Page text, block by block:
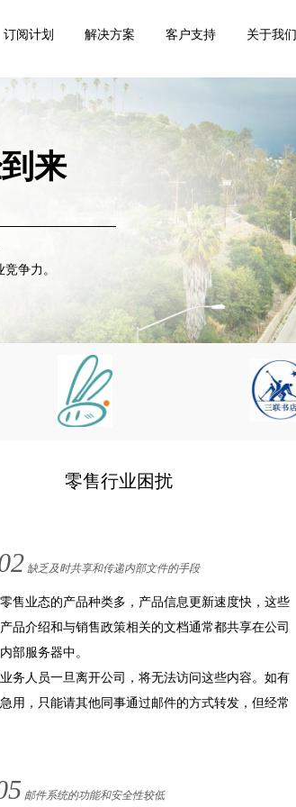
订阅计划 解决方案 客户支持 关于我们
来
争力。
零售行业困扰
缺乏及时共享和传递内部文件的手段
零售业态的产品种类多，产品信息更新速度快，这些
产品介绍和与销售政策相关的文档通常都共享在公司
内部服务器中。
业务人员一旦离开公司，将无法访问这些内容。如有
急用，只能请其他同事通过邮件的方式转发，但经常
邮件系统的功能和安全性较低